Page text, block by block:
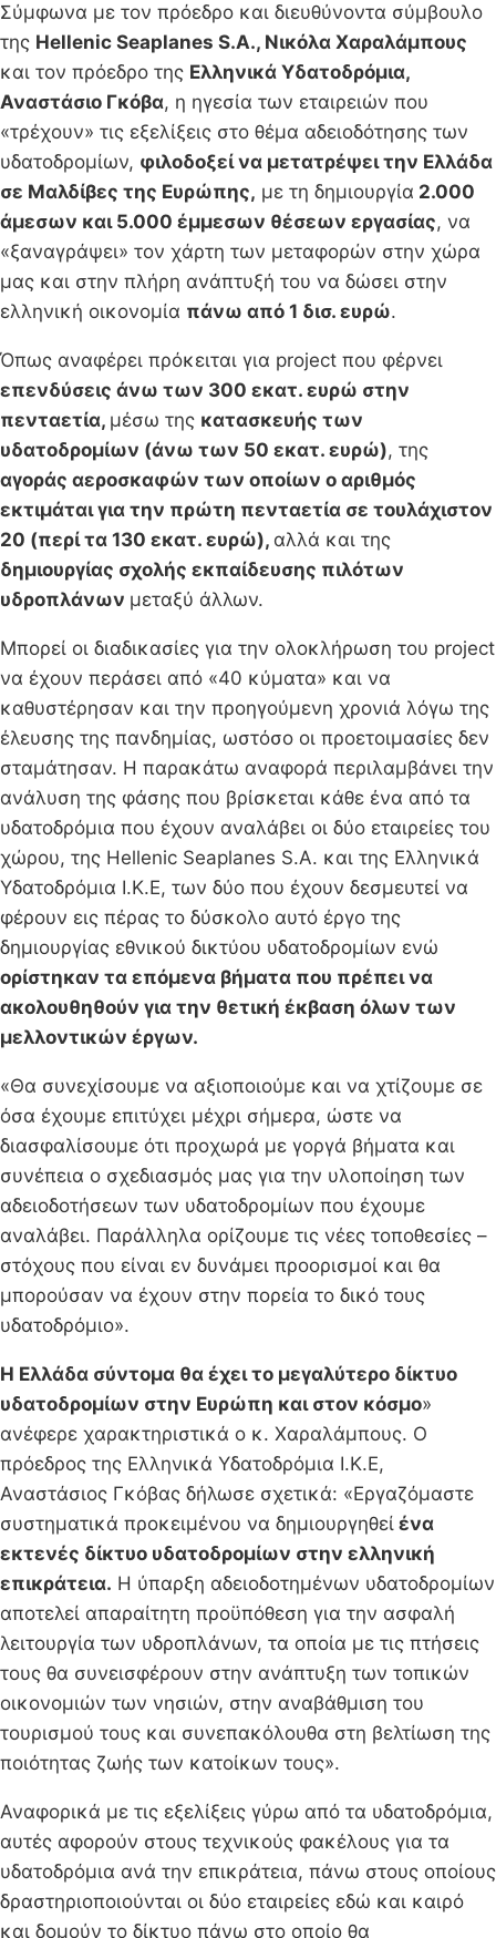
Σύμφωνα με τον πρόεδρο και διευθύνοντα σύμβουλο
της Hellenic Seaplanes S.A., Νικόλα Χαραλάμπους
και τον πρόεδρο της Ελληνικά Υδατοδρόμια,
Αναστάσιο Γκόβα, η ηγεσία των εταιρειών που
«τρέχουν» τις εξελίξεις στο θέμα αδειοδότησης των
υδατοδρομίων, φιλοδοξεί να μετατρέψει την Ελλάδα
σε Μαλδίβες της Ευρώπης, με τη δημιουργία 2.000
άμεσων και 5.000 έμμεσων θέσεων εργασίας, να
«ξαναγράψει» τον χάρτη των μεταφορών στην χώρα
μας και στην πλήρη ανάπτυξή του να δώσει στην
ελληνική οικονομία πάνω από 1 δισ. ευρώ.
Όπως αναφέρει πρόκειται για project που φέρνει
επενδύσεις άνω των 300 εκατ. ευρώ στην
πενταετία, μέσω της κατασκευής των
υδατοδρομίων (άνω των 50 εκατ. ευρώ), της
αγοράς αεροσκαφών των οποίων ο αριθμός
εκτιμάται για την πρώτη πενταετία σε τουλάχιστον
20 (περί τα 130 εκατ. ευρώ), αλλά και της
δημιουργίας σχολής εκπαίδευσης πιλότων
υδροπλάνων μεταξύ άλλων.
Μπορεί οι διαδικασίες για την ολοκλήρωση του project
να έχουν περάσει από «40 κύματα» και να
καθυστέρησαν και την προηγούμενη χρονιά λόγω της
έλευσης της πανδημίας, ωστόσο οι προετοιμασίες δεν
σταμάτησαν. Η παρακάτω αναφορά περιλαμβάνει την
ανάλυση της φάσης που βρίσκεται κάθε ένα από τα
υδατοδρόμια που έχουν αναλάβει οι δύο εταιρείες του
χώρου, της Hellenic Seaplanes S.A. και της Ελληνικά
Υδατοδρόμια Ι.Κ.Ε, των δύο που έχουν δεσμευτεί να
φέρουν εις πέρας το δύσκολο αυτό έργο της
δημιουργίας εθνικού δικτύου υδατοδρομίων ενώ
ορίστηκαν τα επόμενα βήματα που πρέπει να
ακολουθηθούν για την θετική έκβαση όλων των
μελλοντικών έργων.
«Θα συνεχίσουμε να αξιοποιούμε και να χτίζουμε σε
όσα έχουμε επιτύχει μέχρι σήμερα, ώστε να
διασφαλίσουμε ότι προχωρά με γοργά βήματα και
συνέπεια ο σχεδιασμός μας για την υλοποίηση των
αδειοδοτήσεων των υδατοδρομίων που έχουμε
αναλάβει. Παράλληλα ορίζουμε τις νέες τοποθεσίες –
στόχους που είναι εν δυνάμει προορισμοί και θα
μπορούσαν να έχουν στην πορεία το δικό τους
υδατοδρόμιο».
Η Ελλάδα σύντομα θα έχει το μεγαλύτερο δίκτυο
υδατοδρομίων στην Ευρώπη και στον κόσμο»
ανέφερε χαρακτηριστικά ο κ. Χαραλάμπους. Ο
πρόεδρος της Ελληνικά Υδατοδρόμια Ι.Κ.Ε,
Αναστάσιος Γκόβας δήλωσε σχετικά: «Εργαζόμαστε
συστηματικά προκειμένου να δημιουργηθεί ένα
εκτενές δίκτυο υδατοδρομίων στην ελληνική
επικράτεια. Η ύπαρξη αδειοδοτημένων υδατοδρομίων
αποτελεί απαραίτητη προϋπόθεση για την ασφαλή
λειτουργία των υδροπλάνων, τα οποία με τις πτήσεις
τους θα συνεισφέρουν στην ανάπτυξη των τοπικών
οικονομιών των νησιών, στην αναβάθμιση του
τουρισμού τους και συνεπακόλουθα στη βελτίωση της
ποιότητας ζωής των κατοίκων τους».
Αναφορικά με τις εξελίξεις γύρω από τα υδατοδρόμια,
αυτές αφορούν στους τεχνικούς φακέλους για τα
υδατοδρόμια ανά την επικράτεια, πάνω στους οποίους
δραστηριοποιούνται οι δύο εταιρείες εδώ και καιρό
και δομούν το δίκτυο πάνω στο οποίο θα